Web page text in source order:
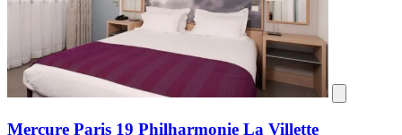
Mercure Paris 19 Philharmonie La Villette